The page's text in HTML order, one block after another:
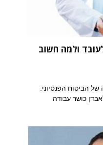
ולמה חשוב
הביטוח הפנסיוני.
כושר עבודה